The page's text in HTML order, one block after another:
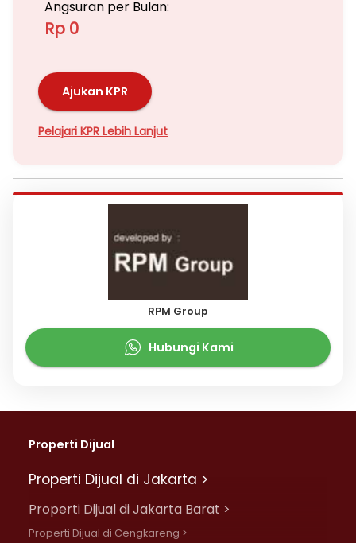
Angsuran per Bulan:
Rp 0
Ajukan KPR
Pelajari KPR Lebih Lanjut
RPM Group
Hubungi Kami
Properti Dijual
Properti Dijual di Jakarta >
Properti Dijual di Jakarta Barat >
Properti Dijual di Cengkareng >